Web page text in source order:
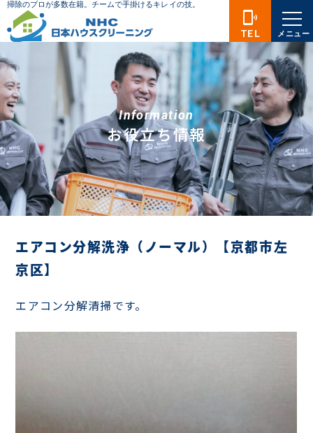
Information
お役立ち情報
エアコン分解洗浄（ノーマル）【京都市左
京区】
エアコン分解清掃です。
phonelink_ring
TEL メニュー